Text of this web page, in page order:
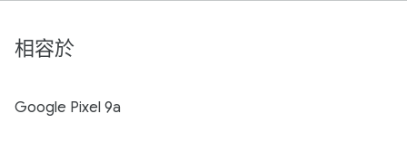
相容於
Google Pixel 9a